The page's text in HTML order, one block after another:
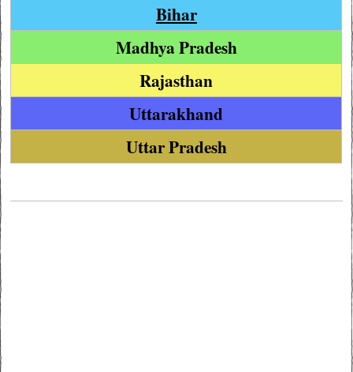
Bihar
Madhya Pradesh
Rajasthan
Uttarakhand
Uttar Pradesh